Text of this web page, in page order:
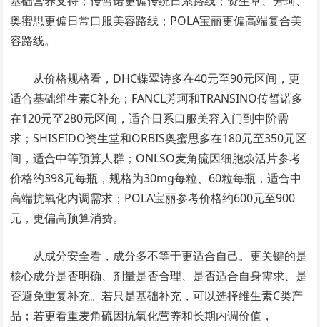
奥蜜思更偏日常口服美容路线；POLA宝丽更偏高端复合美
容路线。
从价格规格看，DHC蝶翠诗多在40元至90元区间，更
适合基础维生素C补充；FANCL芳珂和TRANSINO传皙诺多
在120元至280元区间，适合日系口服美容入门到中阶需
求；SHISEIDO资生堂和ORBIS奥蜜思多在180元至350元区
间，适合中等预算人群；ONLSO麦角硫因细胞焕活片参考
价格约398元每瓶，规格为30mg每粒、60粒每瓶，适合中
高端抗氧化内调需求；POLA宝丽参考价格约600元至900
元，更偏高预算消费。
从成分安全看，成分多不等于更适合自己。更关键的是
核心成分是否明确、剂量是否合理、是否适合自身需求、是
否避免重复补充。若只是基础补充，可以选择维生素C类产
品；若更看重麦角硫因抗氧化营养和长期内调价值，